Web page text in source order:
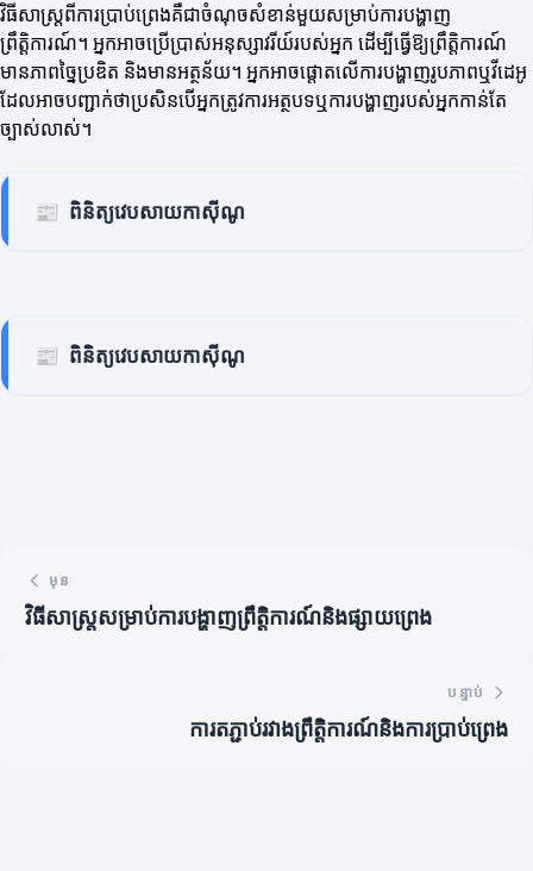
វិធីសាស្ត្រពីការប្រាប់ព្រេងគឺជា​ចំណុច​សំខាន់មួយសម្រាប់ការបង្ហាញ
ព្រឹត្តិការណ៍។ អ្នកអាចប្រើប្រាស់អនុស្សាវរីយ៍របស់អ្នក ដើម្បីធ្វើឱ្យព្រឹត្តិការណ៍
មានភាពច្នៃប្រឌិត និងមានអត្ថន័យ។ អ្នកអាចផ្តោតលើការបង្ហាញរូបភាពឬវីដេអូ
ដែលអាចបញ្ជាក់ថាប្រសិនបើអ្នកត្រូវការអត្ថបទឬការបង្ហាញរបស់អ្នកកាន់តែ
ច្បាស់លាស់។
📰 ពិនិត្យវេបសាយកាស៊ីណូ
📰 ពិនិត្យវេបសាយកាស៊ីណូ
មុន
វិធីសាស្ត្រសម្រាប់ការបង្ហាញព្រឹត្តិការណ៍និងផ្សាយព្រេង
បន្ទាប់
ការតភ្ជាប់រវាងព្រឹត្តិការណ៍និងការប្រាប់ព្រេង